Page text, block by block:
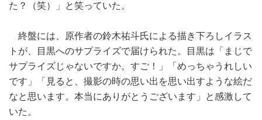
た？（笑）」と笑っていた。
終盤には、原作者の鈴木祐斗氏による描き下ろしイラス
トが、目黒へのサプライズで届けられた。目黒は「まじで
サプライズじゃないですか。すご！」「めっちゃうれしい
です」「見ると、撮影の時の思い出を思い出すような絵だ
なと思います。本当にありがとうございます」と感激して
いた。